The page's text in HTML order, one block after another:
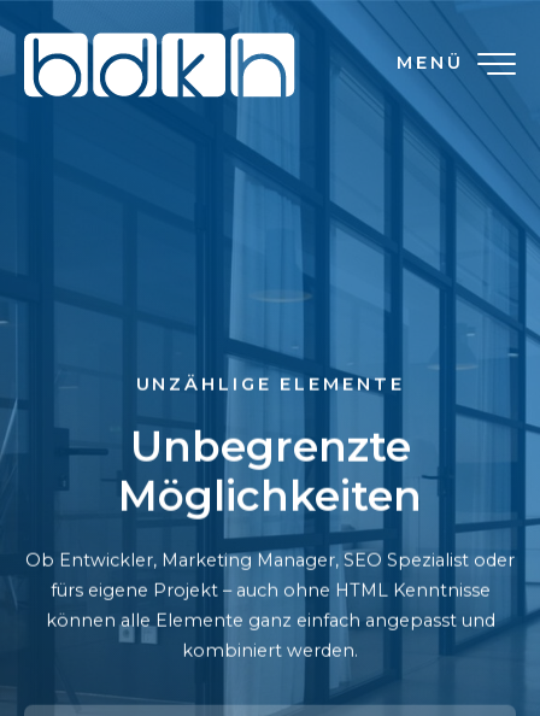
MENÜ
UNZÄHLIGE ELEMENTE
Unbegrenzte
Möglichkeiten
Ob Entwickler, Marketing Manager, SEO Spezialist oder
fürs eigene Projekt – auch ohne HTML Kenntnisse
können alle Elemente ganz einfach angepasst und
kombiniert werden.